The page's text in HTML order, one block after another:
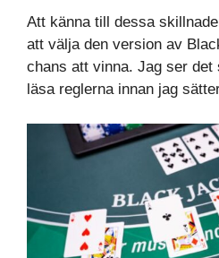
Att känna till dessa
att välja den version av
chans att vinna. Jag ser det
läsa reglerna innan jag